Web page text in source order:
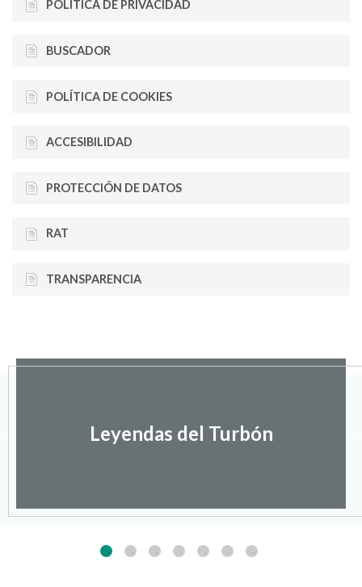
POLÍTICA DE PRIVACIDAD
BUSCADOR
POLÍTICA DE COOKIES
ACCESIBILIDAD
PROTECCIÓN DE DATOS
RAT
TRANSPARENCIA
Leyendas del Turbón